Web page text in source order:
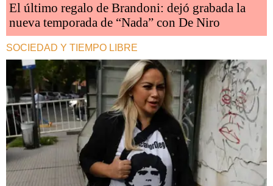
El último regalo de Brandoni: dejó grabada la
nueva temporada de “Nada” con De Niro
SOCIEDAD Y TIEMPO LIBRE